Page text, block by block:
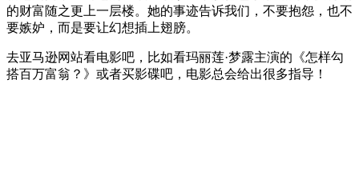
的财富随之更上一层楼。她的事迹告诉我们，不要抱怨，也不
要嫉妒，而是要让幻想插上翅膀。
去亚马逊网站看电影吧，比如看玛丽莲·梦露主演的《怎样勾
搭百万富翁？》或者买影碟吧，电影总会给出很多指导！